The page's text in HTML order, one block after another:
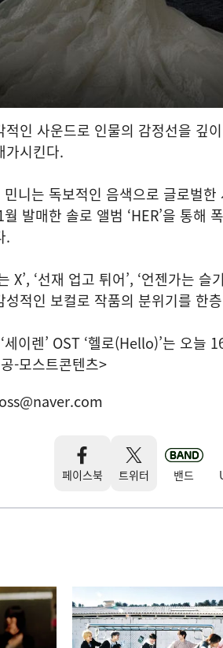
인 사운드로 인물의 감정선을 깊
가시킨다.
민니는 독보적인 음색으로 글로벌
발매한 솔로 앨범 ‘HER’을 통해
.
X’, ‘선재 업고 튀어’, ‘언젠가는
성적인 보컬로 작품의 분위기를 한
이렌’ OST ‘헬로(Hello)’는 오늘
-모스트콘텐츠>
페이스북 트위터 밴드